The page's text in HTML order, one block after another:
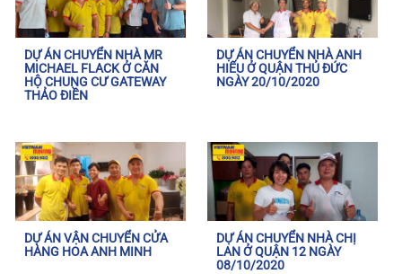
DỰ ÁN CHUYỂN NHÀ MR
MICHAEL FLACK Ở CĂN
HỘ CHUNG CƯ GATEWAY
THẢO ĐIỀN
DỰ ÁN CHUYỂN NHÀ ANH
HIẾU Ở QUẬN THỦ ĐỨC
NGÀY 20/10/2020
DỰ ÁN VẬN CHUYỂN CỬA
HÀNG HOA ANH MINH
DỰ ÁN CHUYỂN NHÀ CHỊ
LAN Ở QUẬN 12 NGÀY
08/10/2020